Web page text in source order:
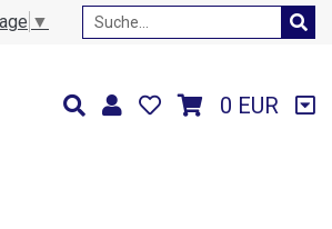
▼
0 EUR